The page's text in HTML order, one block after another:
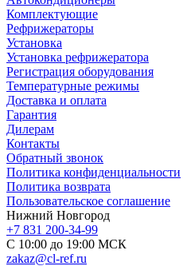
Комплектующие
Рефрижераторы
Установка
Установка рефрижератора
Регистрация оборудования
Температурные режимы
Доставка и оплата
Гарантия
Дилерам
Контакты
Обратный звонок
Политика конфиденциальности
Политика возврата
Пользовательское соглашение
Нижний Новгород
+7 831 200-34-99
С 10:00 до 19:00 МСК
zakaz@cl-ref.ru